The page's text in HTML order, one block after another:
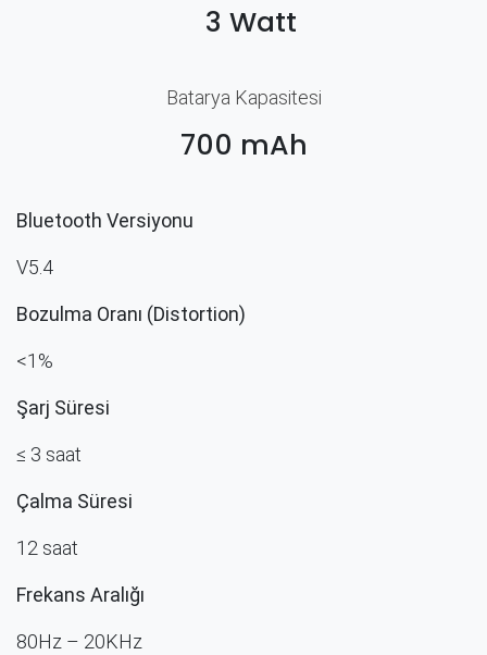
3 Watt
Batarya Kapasitesi
700 mAh
Bluetooth Versiyonu
V5.4
Bozulma Oranı (Distortion)
<1%
Şarj Süresi
≤ 3 saat
Çalma Süresi
12 saat
Frekans Aralığı
80Hz – 20KHz